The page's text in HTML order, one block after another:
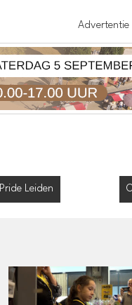
Advertentie
Leiden